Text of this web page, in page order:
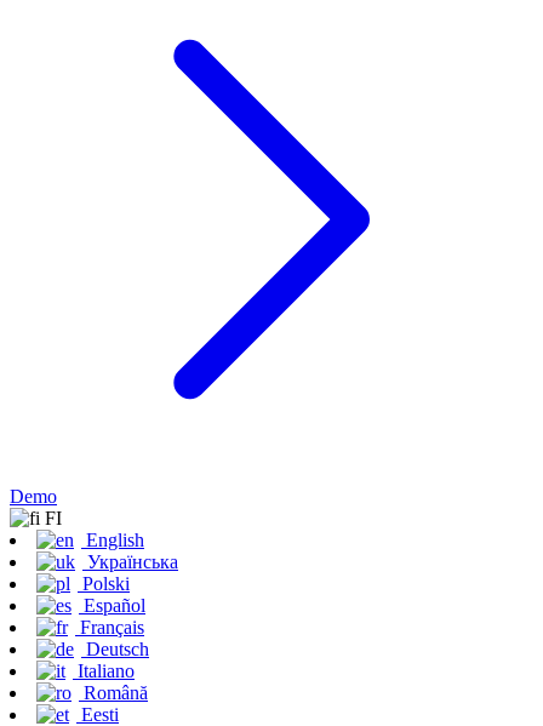
Demo
FI
English
Українська
Polski
Español
Français
Deutsch
Italiano
Română
Eesti